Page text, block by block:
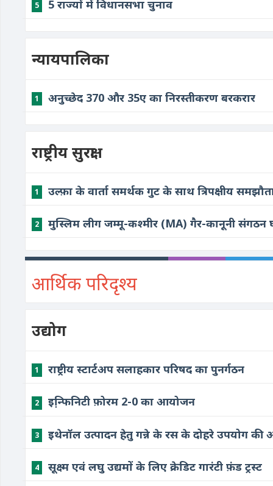
5 5 राज्यों में विधानसभा चुनाव
न्यायपालिका
1 अनुच्छेद 370 और 35ए का निरस्तीकरण बरकरार
राष्ट्रीय सुरक्षा
1 उल्फ़ा के वार्ता समर्थक गुट के साथ त्रिपक्षीय
2 मुस्लिम लीग जम्मू-कश्मीर (MA) गैर-कानूनी संगठन
आर्थिक परिदृश्य
उद्योग
1 राष्ट्रीय स्टार्टअप सलाहकार परिषद का पुनर्गठन
2 इन्फि़निटी फ़ोरम 2-0 का आयोजन
3 इथेनॉल उत्पादन हेतु गन्ने के रस के दोहरे उपयोग की
4 सूक्ष्म एवं लघु उद्यमों के लिए क्रेडिट गारंटी फ़ंड ट्रस्ट